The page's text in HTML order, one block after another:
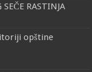
SEČE RASTINJA
opštine